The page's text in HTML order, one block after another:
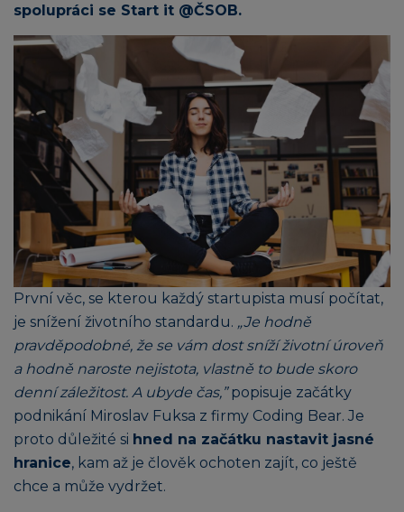
spolupráci se Start it @ČSOB.
První věc, se kterou každý startupista musí počítat,
je snížení životního standardu. „Je hodně
pravděpodobné, že se vám dost sníží životní úroveň
a hodně naroste nejistota, vlastně to bude skoro
denní záležitost. A ubyde čas,”popisuje začátky
podnikání Miroslav Fuksa z firmy Coding Bear. Je
proto důležité si hned na začátku nastavit jasné
hranice, kam až je člověk ochoten zajít, co ještě
chce a může vydržet.